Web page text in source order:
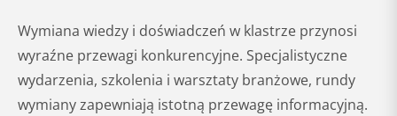
Wymiana wiedzy i doświadczeń w klastrze przynosi
wyraźne przewagi konkurencyjne. Specjalistyczne
wydarzenia, szkolenia i warsztaty branżowe, rundy
wymiany zapewniają istotną przewagę informacyjną.